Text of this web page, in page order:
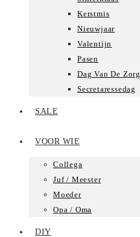
Kerstmis
Nieuwjaar
Valentijn
Pasen
Dag Van De Zorg
Secretaressedag
SALE
VOOR WIE
Collega
Juf / Meester
Moeder
Opa / Oma
DIY